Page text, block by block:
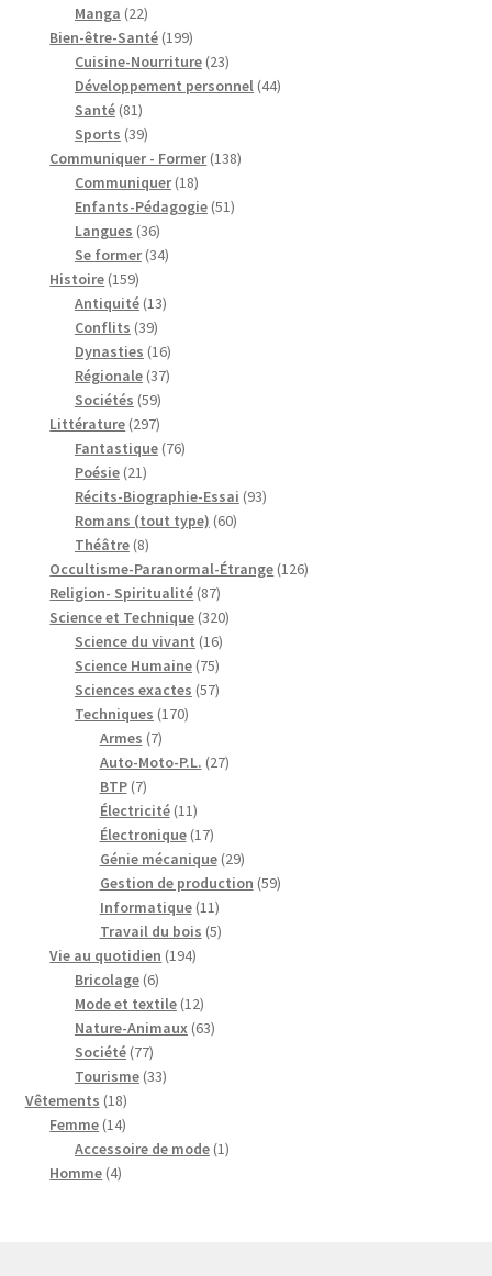
Manga 2222
produits
Bien-être-Santé 199199
produits
Cuisine-Nourriture 2323
produits
Développement personnel 4444
Santé 8181
produits
Sports 3939
produits
Communiquer - Former 138138
Communiquer 1818
produits
Enfants-Pédagogie 5151
Langues 3636
produits
Se former 3434
Histoire 159159
produits
Antiquité 1313
Conflits 3939
produits
Dynasties 1616
produits
Régionale 3737
Sociétés 5959
produits
Littérature 297297
produits
Fantastique 7676
Poésie 2121
produits
Récits-Biographie-Essai 9393
Romans (tout type) 6060
Théâtre 88
produits
Occultisme-Paranormal-Étrange 126126
Religion- Spiritualité 8787
produits
Science et Technique 320320
Science du vivant 1616
produits
Science Humaine 7575
produits
Sciences exactes 5757
Techniques 170170
Armes 77
produits
Auto-Moto-P.L. 2727
BTP 77
produits
Électricité 1111
produits
Électronique 1717
produits
Génie mécanique 2929
produits
Gestion de production 5959
Informatique 1111
produits
Travail du bois 55
Vie au quotidien 194194
Bricolage 66
produits
Mode et textile 1212
produits
Nature-Animaux 6363
Société 7777
produits
Tourisme 3333
Vêtements 1818
produits
Femme 1414
produits
Accessoire de mode 11
Homme 44